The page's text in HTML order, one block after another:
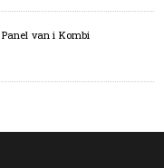
van i Kombi